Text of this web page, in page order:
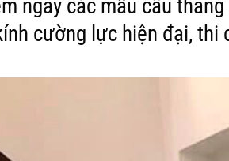
ngay các mẫu cầu
cường lực hiện đại, thi